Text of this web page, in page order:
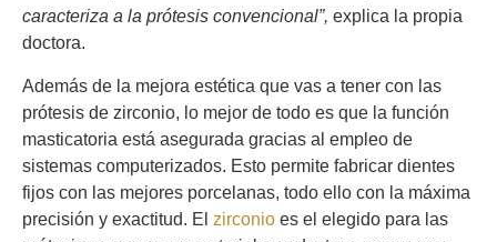
caracteriza a la prótesis convencional”, explica la propia
doctora.
Además de la mejora estética que vas a tener con las
prótesis de zirconio, lo mejor de todo es que la función
masticatoria está asegurada gracias al empleo de
sistemas computerizados. Esto permite fabricar dientes
fijos con las mejores porcelanas, todo ello con la máxima
precisión y exactitud. El zirconio es el elegido para las